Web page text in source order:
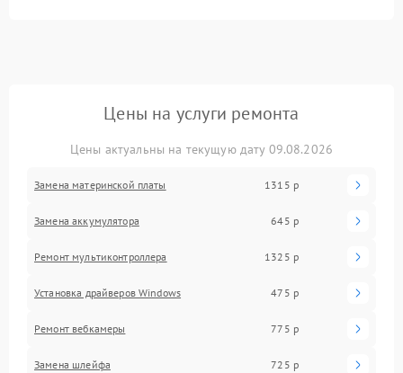
Цены на услуги ремонта
Цены актуальны на текущую дату 09.08.2026
Замена материнской платы 1315 р
Замена аккумулятора 645 р
Ремонт мультиконтроллера 1325 р
Установка драйверов Windows 475 р
Ремонт вебкамеры 775 р
Замена шлейфа 725 р